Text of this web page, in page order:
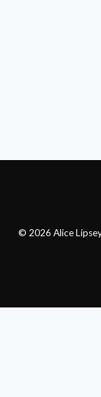
© 2026 Alice